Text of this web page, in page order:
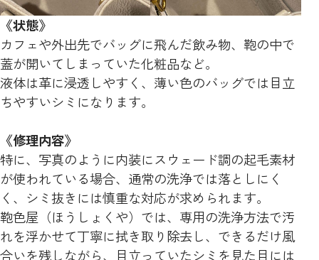
《状態》
カフェや外出先でバッグに飛んだ飲み物、鞄の中で
蓋が開いてしまっていた化粧品など。
液体は革に浸透しやすく、薄い色のバッグでは目立
ちやすいシミになります。
《修理内容》
特に、写真のように内装にスウェード調の起毛素材
が使われている場合、通常の洗浄では落としにく
く、シミ抜きには慎重な対応が求められます。
鞄色屋（ほうしょくや）では、専用の洗浄方法で汚
れを浮かせて丁寧に拭き取り除去し、できるだけ風
合いを残しながら、目立っていたシミを見た目には